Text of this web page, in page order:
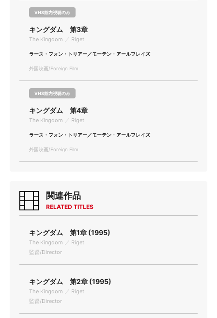
VHS館内視聴のみ
キングダム 第3章
The Kingdom ／ Riget
ラース・フォン・トリアー／モーテン・アールフレイズ
外国映画/Foreign Film
VHS館内視聴のみ
キングダム 第4章
The Kingdom ／ Riget
ラース・フォン・トリアー／モーテン・アールフレイズ
外国映画/Foreign Film
関連作品
RELATED TITLES
キングダム 第1章 (1995)
The Kingdom ／ Riget
監督/Director
キングダム 第2章 (1995)
The Kingdom ／ Riget
監督/Director